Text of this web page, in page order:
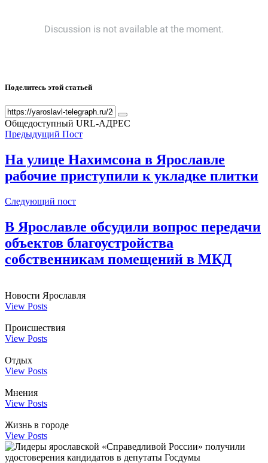
Поделитесь этой статьей
Общедоступный URL-АДРЕС
Предыдущий Пост
На улице Нахимсона в Ярославле
рабочие приступили к укладке плитки
Следующий пост
В Ярославле обсудили вопрос передачи
объектов благоустройства
собственникам помещений в МКД
Новости Ярославля
View Posts
Происшествия
View Posts
Отдых
View Posts
Мнения
View Posts
Жизнь в городе
View Posts